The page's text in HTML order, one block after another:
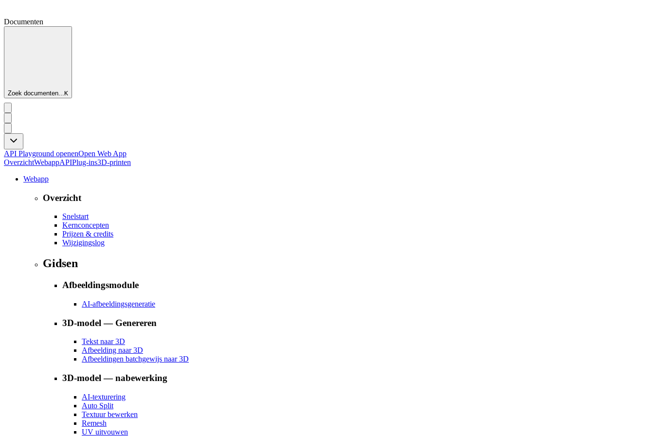
Documenten
Zoek documenten...K
API Playground openenOpen Web App
OverzichtWebappAPIPlug-ins3D-printen
Webapp
Overzicht
Snelstart
Kernconcepten
Prijzen & credits
Wijzigingslog
Gidsen
Afbeeldingsmodule
AI-afbeeldingsgeneratie
3D-model — Genereren
Tekst naar 3D
Afbeelding naar 3D
Afbeeldingen batchgewijs naar 3D
3D-model — nabewerking
AI-texturering
Auto Split
Textuur bewerken
Remesh
UV uitvouwen